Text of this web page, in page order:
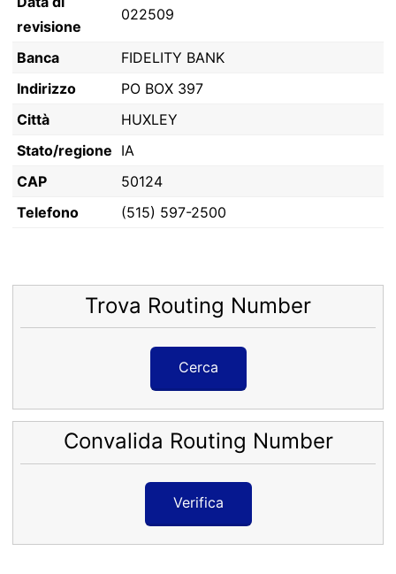
revisione
022509
Banca
FIDELITY BANK
Indirizzo
PO BOX 397
Città
HUXLEY
Stato/regione IA
CAP
50124
Telefono
(515) 597-2500
Trova Routing Number
Cerca
Convalida Routing Number
Verifica